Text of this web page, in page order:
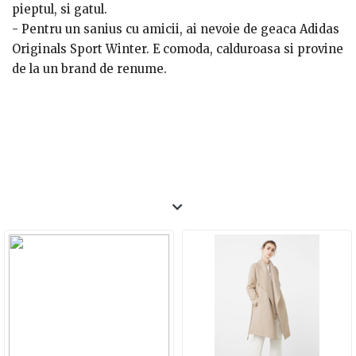
pieptul, si gatul.
- Pentru un sanius cu amicii, ai nevoie de geaca Adidas
Originals Sport Winter. E comoda, calduroasa si provine
de la un brand de renume.